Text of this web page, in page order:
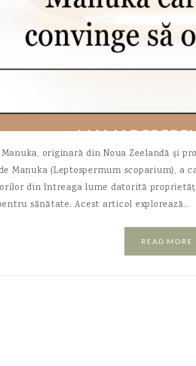
originară din Noua Zeelandă și
Manuka (Leptospermum scoparium), a
din întreaga lume datorită
sănătate. Acest articol explorează…
READ MORE